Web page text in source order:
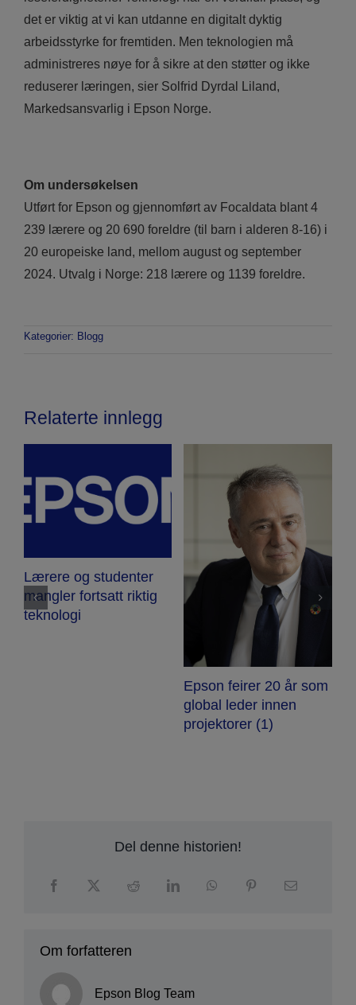
det er viktig at vi kan utdanne en digitalt dyktig
arbeidsstyrke for fremtiden. Men teknologien må
administreres nøye for å sikre at den støtter og ikke
reduserer læringen, sier Solfrid Dyrdal Liland,
Markedsansvarlig i Epson Norge.
Om undersøkelsen
Utført for Epson og gjennomført av Focaldata blant 4
239 lærere og 20 690 foreldre (til barn i alderen 8-16) i
20 europeiske land, mellom august og september
2024. Utvalg i Norge: 218 lærere og 1139 foreldre.
Kategorier: Blogg
Relaterte innlegg
Lærere og studenter
mangler fortsatt riktig
teknologi
Epson feirer 20 år som
global leder innen
projektorer (1)
Del denne historien!
Om forfatteren
Epson Blog Team